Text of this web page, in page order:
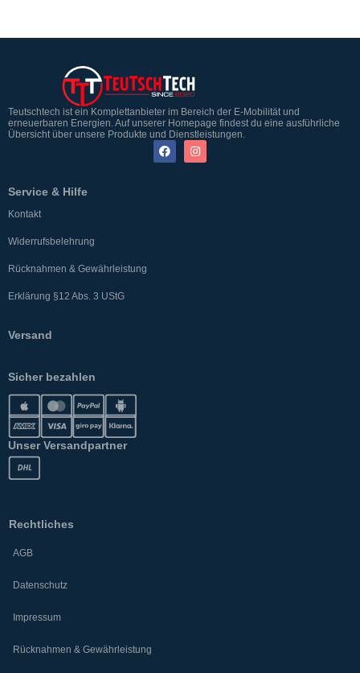
Teutschtech ist ein Komplettanbieter im Bereich der E-Mobilität und
erneuerbaren Energien. Auf unserer Homepage findest du eine ausführliche
Übersicht über unsere Produkte und Dienstleistungen.
Service & Hilfe
Kontakt
Widerrufsbelehrung
Rücknahmen & Gewährleistung
Erklärung §12 Abs. 3 UStG
Versand
Sicher bezahlen
Unser Versandpartner
Rechtliches
AGB
Datenschutz
Impressum
Rücknahmen & Gewährleistung